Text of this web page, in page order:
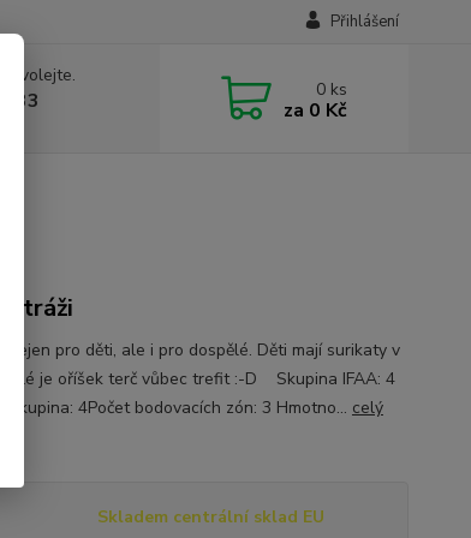
Přihlášení
Zavolejte.
0 ks
za 0 Kč
stráži
Nejen pro děti, ale i pro dospělé. Děti mají surikaty v
je oříšek terč vůbec trefit :-D Skupina IFAA: 4
skupina: 4Počet bodovacích zón: 3 Hmotno... celý
Skladem centrální sklad EU